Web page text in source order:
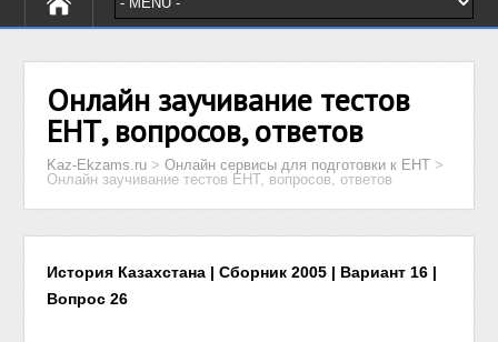
Онлайн заучивание тестов
ЕНТ, вопросов, ответов
Kaz-Ekzams.ru >Онлайн сервисы для подготовки к ЕНТ >
Онлайн заучивание тестов ЕНТ, вопросов, ответов
История Казахстана | Сборник 2005 | Вариант 16 |
Вопрос 26